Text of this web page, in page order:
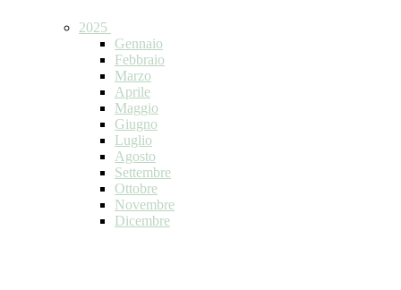
2025
Gennaio
Febbraio
Marzo
Aprile
Maggio
Giugno
Luglio
Agosto
Settembre
Ottobre
Novembre
Dicembre